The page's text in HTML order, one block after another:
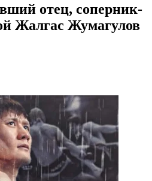
отец, соперник-
Жалгас Жумагулов